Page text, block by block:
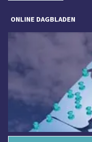
ONLINE DAGBLADEN